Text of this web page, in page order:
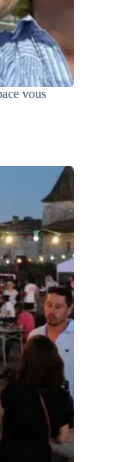
vous